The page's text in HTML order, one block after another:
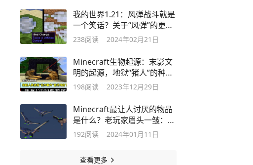
我的世界1.21：风弹战斗就是
一个笑话？关于“风弹”的更新
建议！
238阅读 2024年02月21日
Minecraft生物起源：末影文
明的起源，地狱“猪人”的种族
灭杀！
198阅读 2023年12月29日
Minecraft最让人讨厌的物品
是什么？老玩家眉头一皱：幻
翼膜！
192阅读 2024年01月11日
查看更多